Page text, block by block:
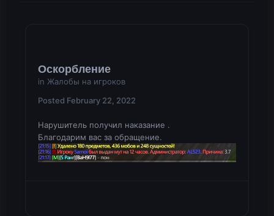
Оскорбление
in Жалобы на игроков
Posted February 22, 2022
Нарушитель получил наказание .
Благодарим вас за обращение.